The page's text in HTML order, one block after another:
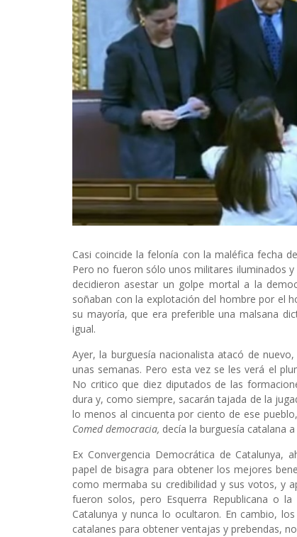
Casi coincide la felonía con la maléfica fecha
Pero no fueron sólo unos militares iluminados
decidieron asestar un golpe mortal a la
soñaban con la explotación del hombre por el
su mayoría, que era preferible una malsana
igual.
Ayer, la burguesía nacionalista atacó de
unas semanas. Pero esta vez se les verá el
No critico que diez diputados de las
dura y, como siempre, sacarán tajada de la
lo menos al cincuenta por ciento de ese
Comed democracia, decía la burguesía catalana
Ex Convergencia Democrática de Catalunya,
papel de bisagra para obtener los mejores
como mermaba su credibilidad y sus votos, y
fueron solos, pero Esquerra Republicana o
Catalunya y nunca lo ocultaron. En cambio,
catalanes para obtener ventajas y prebendas,